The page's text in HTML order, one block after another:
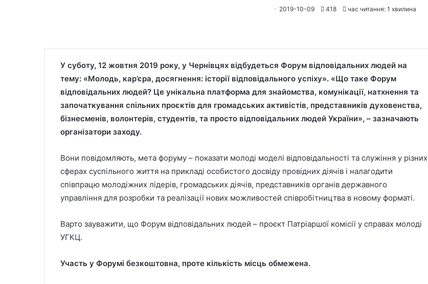
2019-10-09 418 час читання: 1 хвилина
У суботу, 12 жовтня 2019 року, у Чернівцях відбудеться Форум відповідальних людей на
тему: «Молодь, кар’єра, досягнення: історії відповідального успіху». «Що таке Форум
відповідальних людей? Це унікальна платформа для знайомства, комунікації, натхнення та
започаткування спільних проєктів для громадських активістів, представників духовенства,
бізнесменів, волонтерів, студентів, та просто відповідальних людей України», – зазначають
організатори заходу.
Вони повідомляють, мета форуму – показати молоді моделі відповідальності та служіння у різних
сферах суспільного життя на прикладі особистого досвіду провідних діячів і налагодити
співпрацю молодіжних лідерів, громадських діячів, представників органів державного
управління для розробки та реалізації нових можливостей співробітництва в новому форматі.
Варто зауважити, що Форум відповідальних людей – проєкт Патріаршої комісії у справах молоді
УГКЦ.
Участь у Форумі безкоштовна, проте кількість місць обмежена.